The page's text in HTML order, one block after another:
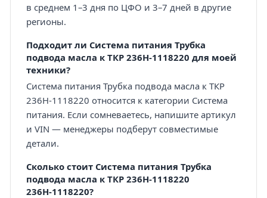
в среднем 1–3 дня по ЦФО и 3–7 дней в другие
регионы.
Подходит ли Система питания Трубка
подвода масла к ТКР 236Н-1118220 для моей
техники?
Система питания Трубка подвода масла к ТКР
236Н-1118220 относится к категории Система
питания. Если сомневаетесь, напишите артикул
и VIN — менеджеры подберут совместимые
детали.
Сколько стоит Система питания Трубка
подвода масла к ТКР 236Н-1118220
236Н-1118220?